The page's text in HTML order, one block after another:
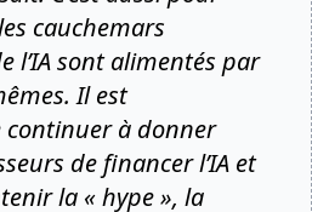
cauchemars
l’IA sont alimentés par
Il est
à donner
de financer l’IA et
la « hype », la